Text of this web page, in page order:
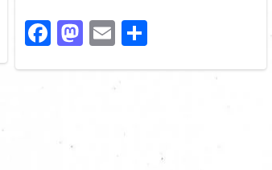
Facebook
Mastodon
EmailShare